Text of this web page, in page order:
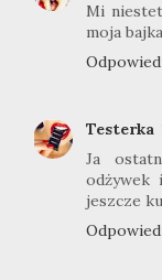
Mi
moja
Testerka
Ja
odżywek
jeszcze